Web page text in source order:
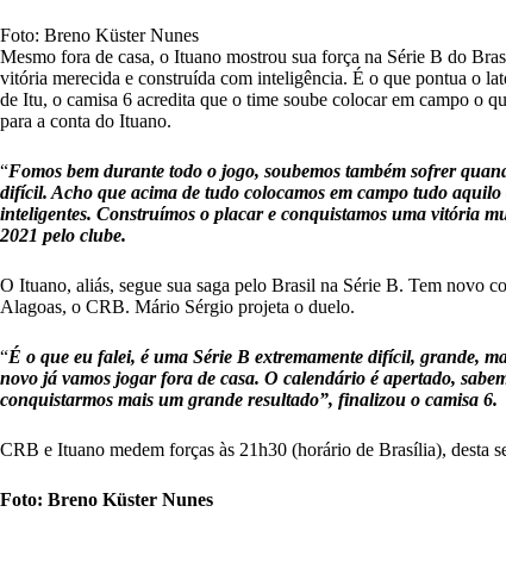
Foto: Breno Küster Nunes
Mesmo fora de casa, o Ituano mostrou sua força na Série B do
vitória merecida e construída com inteligência. É o que pontua o
de Itu, o camisa 6 acredita que o time soube colocar em campo o
para a conta do Ituano.
“Fomos bem durante todo o jogo, soubemos também sofrer
difícil. Acho que acima de tudo colocamos em campo tudo
inteligentes. Construímos o placar e conquistamos uma vitória
2021 pelo clube.
O Ituano, aliás, segue sua saga pelo Brasil na Série B. Tem novo
Alagoas, o CRB. Mário Sérgio projeta o duelo.
“É o que eu falei, é uma Série B extremamente difícil, grande,
novo já vamos jogar fora de casa. O calendário é apertado,
conquistarmos mais um grande resultado”, finalizou o camisa 6.
CRB e Ituano medem forças às 21h30 (horário de Brasília), desta
Foto: Breno Küster Nunes